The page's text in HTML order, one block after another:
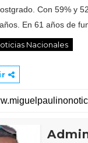
Con 59% y
En 61 años de
Nacionales